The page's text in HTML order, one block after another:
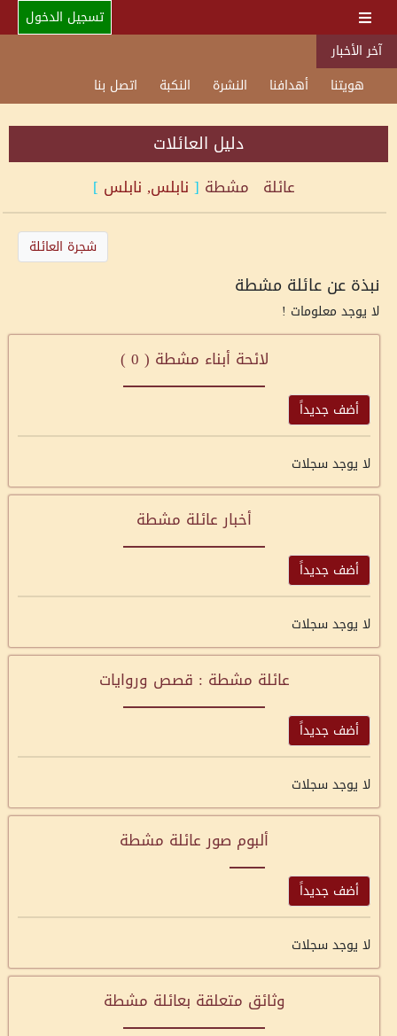
تسجيل الدخول
آخر الأخبار
هويتنا
أهدافنا النشرة النكبة اتصل بنا
دليل العائلات
عائلة مشطة [ نابلس, نابلس ]
شجرة العائلة
نبذة عن عائلة مشطة
لا يوجد معلومات !
لائحة أبناء مشطة ( 0
)
أضف جديداً
لا يوجد سجلات
أخبار عائلة مشطة
أضف جديداً
لا يوجد سجلات
عائلة مشطة : قصص وروايات
أضف جديداً
لا يوجد سجلات
ألبوم صور عائلة مشطة
أضف جديداً
لا يوجد سجلات
وثائق متعلقة بعائلة مشطة